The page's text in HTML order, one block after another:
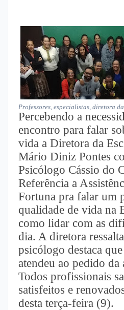
Professores, especialistas, diretora
Percebendo a
encontro para falar
vida a Diretora da
Mário Diniz Pontes
Psicólogo Cássio do
Referência a
Fortuna pra falar um
qualidade de vida na
como lidar com as
dia. A diretora
psicólogo destaca
atendeu ao pedido da
Todos profissionais
satisfeitos e
desta terça-feira (9).